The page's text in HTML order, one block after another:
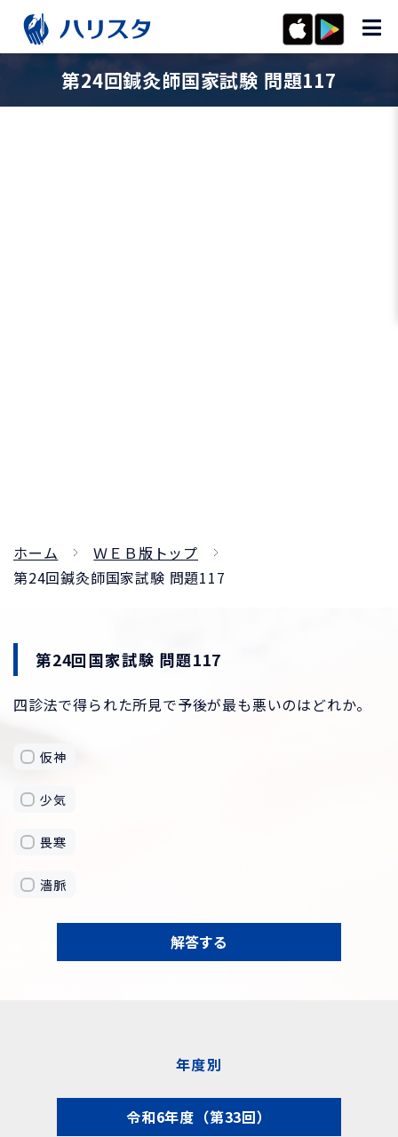
第24回鍼灸師国家試験 問題117
ホーム
ＷＥＢ版トップ
第24回鍼灸師国家試験 問題117
第24回国家試験 問題117
四診法で得られた所見で予後が最も悪いのはどれか。
仮神
少気
畏寒
濇脈
解答する
年度別
令和6年度（第33回）